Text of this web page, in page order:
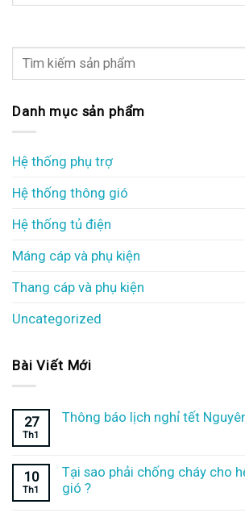
Danh mục sản phẩm
Hệ thống phụ trợ
Hệ thống thông gió
Hệ thống tủ điện
Máng cáp và phụ kiện
Thang cáp và phụ kiện
Uncategorized
Bài Viết Mới
27
Th1
Thông báo lịch nghỉ tết
10
Th1
Tại sao phải chống cháy cho
gió ?